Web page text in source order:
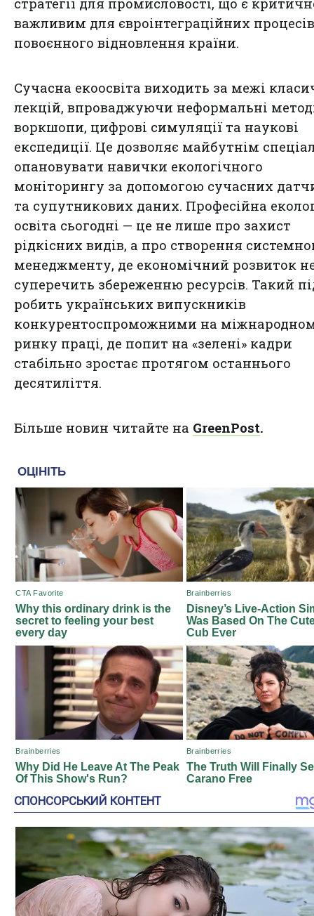
важливим для євроінтеграційних
повоєнного відновлення країни.
Сучасна екоосвіта виходить за межі
лекцій, впроваджуючи неформальні
воркшопи, цифрові симуляції та наукові
експедиції. Це дозволяє майбутнім
опановувати навички екологічного
моніторингу за допомогою сучасних
та супутникових даних. Професійна
освіта сьогодні — це не лише про захист
рідкісних видів, а про створення
менеджменту, де економічний розвиток
суперечить збереженню ресурсів. Такий
робить українських випускників
конкурентоспроможними на
ринку праці, де попит на «зелені» кадри
стабільно зростає протягом останнього
десятиліття.
Більше новин читайте на GreenPost.